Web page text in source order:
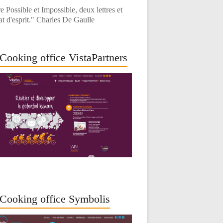
Possible et Impossible, deux lettres et
d'esprit." Charles De Gaulle
Cooking office VistaPartners
Cooking office Symbolis